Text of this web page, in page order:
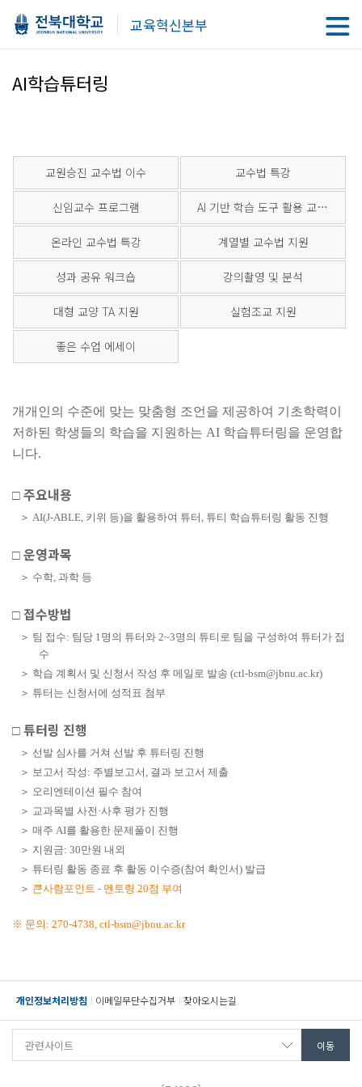
교육혁신본부
AI학습튜터링
교원승진 교수법 이수 교수법 특강
신임교수 프로그램 AI 기반 학습 도구 활용 교과 지원
온라인 교수법 특강 계열별 교수법 지원
성과 공유 워크숍 강의촬영 및 분석
대형 교양 TA 지원 실험조교 지원
좋은 수업 에세이
개개인의 수준에 맞는 맞춤형 조언을 제공하여 기초학력이
저하된 학생들의 학습을 지원하는 AI 학습튜터링을 운영합
니다.
□ 주요내용
＞ AI(J-ABLE, 키위 등)을 활용하여 튜터 , 튜티 학습튜터링 활동 진행
□ 운영과목
＞ 수학, 과학 등
□ 접수방법
＞ 팀 접수: 팀당 1명의 튜터와 2~3명의 튜티로 팀을 구성하여 튜터가 접
수
＞ 학습 계획서 및 신청서 작성 후 메일로 발송 (ctl-bsm@jbnu.ac.kr)
＞ 튜터는 신청서에 성적표 첨부
□ 튜터링 진행
＞ 선발 심사를 거쳐 선발 후 튜터링 진행
＞ 보고서 작성 : 주별보고서 , 결과 보고서 제출
＞ 오리엔테이션 필수 참여
＞ 교과목별 사전 ·사후 평가 진행
＞ 매주 AI를 활용한 문제풀이 진행
＞ 지원금: 30만원 내외
＞ 튜터링 활동 종료 후 활동 이수증(참여 확인서) 발급
＞ 큰사람포인트 - 멘토링 20점 부여
※ 문의 : 270-4738, ctl-bsm@jbnu.ac.kr
개인정보처리방침 이메일무단수집거부 찾아오시는길